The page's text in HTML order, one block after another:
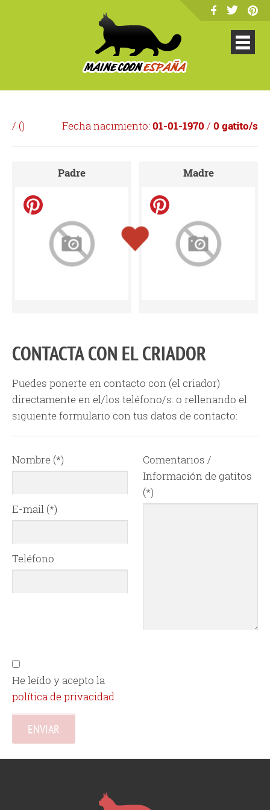
/ () Fecha nacimiento:01-01-1970 / 0 gatito/s
Padre Madre
CONTACTA CON EL CRIADOR
Puedes ponerte en contacto con (el criador)
directamente en el/los teléfono/s:o rellenando el
siguiente formulario con tus datos de contacto:
Nombre (*)
E-mail (*)
Teléfono
Comentarios /
Información de gatitos
(*)
He leído y acepto la
política de privacidad